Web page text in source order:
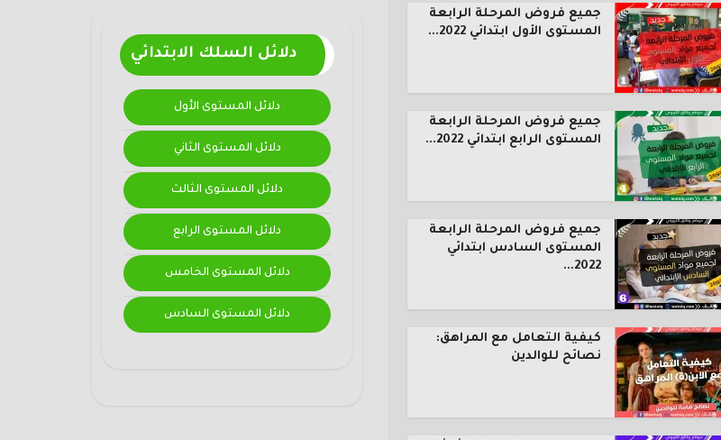
دلائل السلك الابتدائي
دلائل المستوى الأول
دلائل المستوى الثاني
دلائل المستوى الثالث
دلائل المستوى الرابع
دلائل المستوى الخامس
دلائل المستوى السادس
جميع فروض المرحلة الرابعة
المستوى الأول ابتدائي 2022...
جميع فروض المرحلة الرابعة
المستوى الرابع ابتدائي 2022...
جميع فروض المرحلة الرابعة
المستوى السادس ابتدائي
2022...
كيفية التعامل مع المراهق:
نصائح للوالدين